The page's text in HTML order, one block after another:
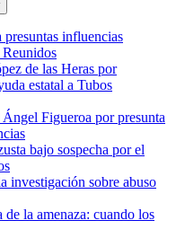
influencias
Reunidos
de las Heras por
estatal a Tubos
Figueroa por presunta
bajo sospecha por el
investigación sobre abuso
la amenaza: cuando los